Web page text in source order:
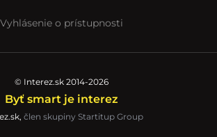
Vyhlásenie o prístupnosti
© Interez.sk 2014-2026
Byť smart je interez
člen skupiny Startitup Group